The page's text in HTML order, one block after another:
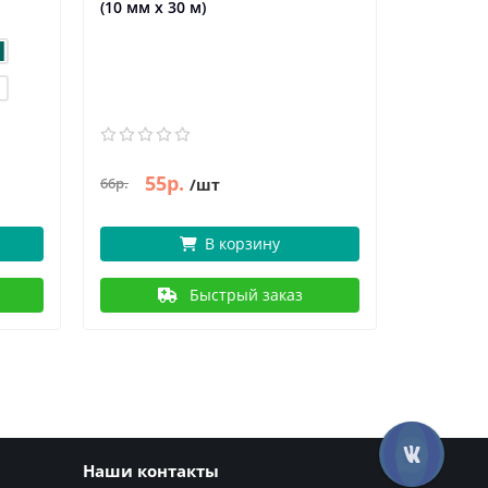
(10 мм х 30 м)
66р. 55р. /шт
В корзину
Быстрый заказ
Наши контакты